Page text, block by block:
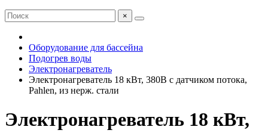
×
Оборудование для бассейна
Подогрев воды
Электронагреватель
Электронагреватель 18 кВт, 380В с датчиком потока,
Pahlen, из нерж. стали
Электронагреватель 18 кВт,